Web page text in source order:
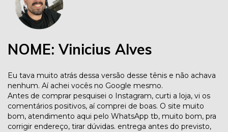
NOME: Vinicius Alves
Eu tava muito atrás dessa versão desse tênis e não achava
nenhum. Aí achei vocês no Google mesmo.
Antes de comprar pesquisei o Instagram, curti a loja, vi os
comentários positivos, aí comprei de boas. O site muito
bom, atendimento aqui pelo WhatsApp tb, muito bom, pra
corrigir endereço, tirar dúvidas. entrega antes do previsto,